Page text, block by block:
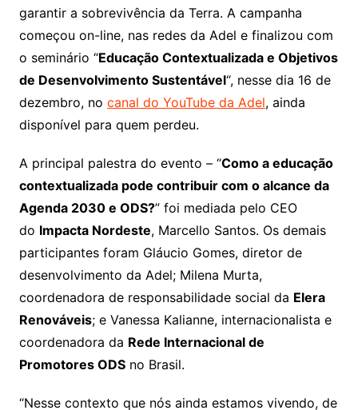
garantir a sobrevivência da Terra. A campanha
começou on-line, nas redes da Adel e finalizou com
o seminário “Educação Contextualizada e Objetivos
de Desenvolvimento Sustentável“, nesse dia 16 de
dezembro, no canal do YouTube da Adel, ainda
disponível para quem perdeu.
A principal palestra do evento – “Como a educação
contextualizada pode contribuir com o alcance da
Agenda 2030 e ODS?” foi mediada pelo CEO
do Impacta Nordeste, Marcello Santos. Os demais
participantes foram Gláucio Gomes, diretor de
desenvolvimento da Adel; Milena Murta,
coordenadora de responsabilidade social da Elera
Renováveis; e Vanessa Kalianne, internacionalista e
coordenadora da Rede Internacional de
Promotores ODSno Brasil.
“Nesse contexto que nós ainda estamos vivendo, de